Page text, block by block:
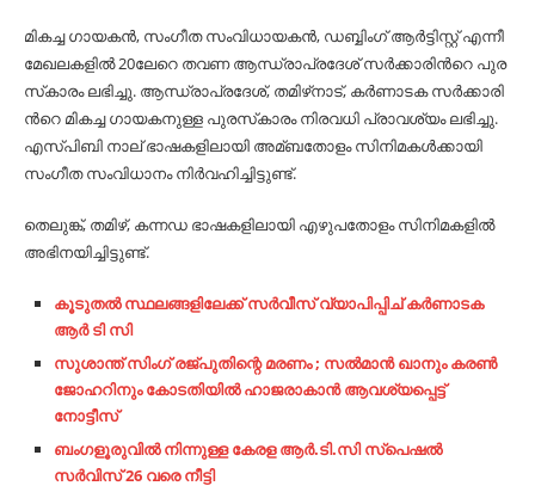
മി​ക​ച്ച ഗാ​യ​ക​ന്‍, സം​ഗീ​ത സം​വി​ധാ​യ​ക​ന്‍, ഡ​ബ്ബിം​ഗ് ആ​ര്‍​ട്ടി​സ്റ്റ് എ​ന്നീ
മേ​ഖ​ല​ക​ളി​ല്‍ 20ലേ​റെ ത​വ​ണ ആ​ന്ധ്രാ​പ്ര​ദേ​ശ് സ​ര്‍​ക്കാ​രി​ന്‍റെ പു​ര​
സ്‌​കാ​രം ല​ഭി​ച്ചു. ആ​ന്ധ്രാ​പ്ര​ദേ​ശ്, ത​മി​ഴ്‌​നാ​ട്, ക​ര്‍​ണാ​ട​ക സ​ര്‍​ക്കാ​രി​
ന്‍റെ മി​ക​ച്ച ഗാ​യ​ക​നു​ള്ള പു​ര​സ്‌​കാ​രം നി​ര​വ​ധി പ്രാ​വ​ശ്യം ല​ഭി​ച്ചു.
എ​സ്പി​ബി നാ​ല് ഭാ​ഷ​ക​ളി​ലാ​യി അ​മ്ബ​തോ​ളം സി​നി​മ​ക​ള്‍​ക്കാ​യി
സം​ഗീ​ത സം​വി​ധാ​നം നി​ര്‍​വ​ഹി​ച്ചി​ട്ടു​ണ്ട്.
തെ​ലു​ങ്ക്, ത​മി​ഴ്, ക​ന്ന​ഡ ഭാ​ഷ​ക​ളി​ലാ​യി എ​ഴു​പ​തോ​ളം സി​നി​മ​ക​ളി​ല്‍
അ​ഭി​ന​യി​ച്ചി​ട്ടു​ണ്ട്.
കൂടുതൽ സ്ഥലങ്ങളിലേക്ക് സർവീസ് വ്യാപിപ്പിച് കർണാടക
ആർ ടി സി
സുശാന്ത് സിംഗ് രജ്പുതിന്റെ മരണം ; സല്‍മാന്‍ ഖാനും കരണ്‍
ജോഹറിനും കോടതിയില്‍ ഹാജരാകാന്‍ ആവശ്യപ്പെട്ട്
നോട്ടീസ്
ബംഗളൂരുവില്‍ നിന്നുള്ള കേരള ആര്‍.ടി.സി സ്പെഷല്‍
സര്‍വിസ് 26 വരെ നീട്ടി